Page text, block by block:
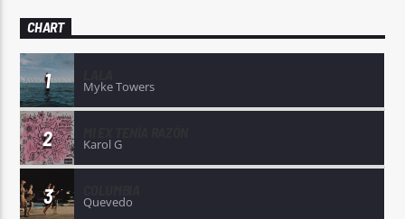
CHART
1 Myke Towers
2 Karol G
3 Quevedo